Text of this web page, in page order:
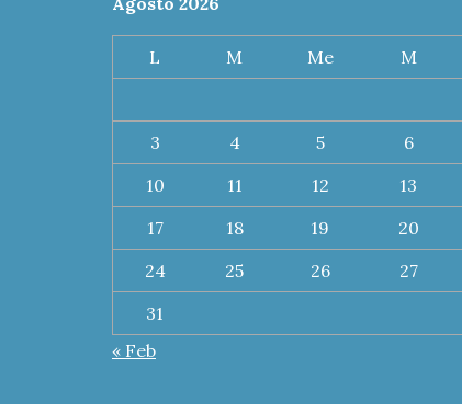
L M Me M
3
4 5 6
10
11 12 13
17
18 19 20
24
25 26 27
31
« Feb